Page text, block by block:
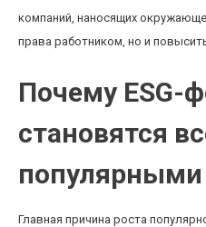
компаний, наносящих
права работником, но и
Почему ESG-
становятся
популярными
Главная причина роста